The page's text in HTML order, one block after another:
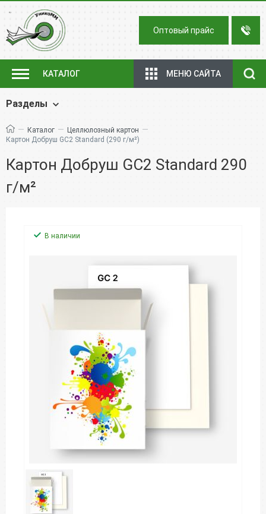
Оптовый прайс
КАТАЛОГ МЕНЮ САЙТА
Разделы
— Каталог — Целлюлозный картон —
Картон Добруш GC2 Standard (290 г/м²)
Картон Добруш GC2 Standard 290
г/м²
В наличии